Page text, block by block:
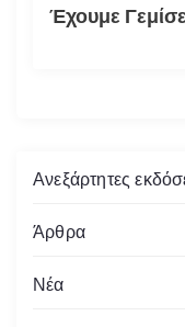
Έχουμε
Ανεξάρτητες
Άρθρα
Νέα